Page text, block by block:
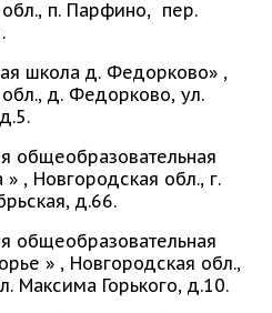
п. Парфино, пер.
школа д. Федорково» ,
д. Федорково, ул.
общеобразовательная
, Новгородская обл., г.
д.66.
общеобразовательная
» , Новгородская обл.,
Максима Горького, д.10.